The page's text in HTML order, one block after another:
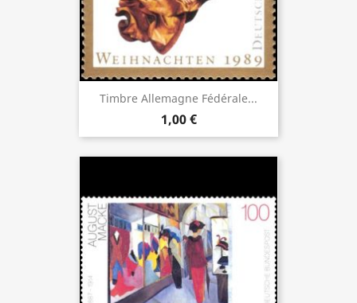
Timbre Allemagne Fédérale...
1,00 €